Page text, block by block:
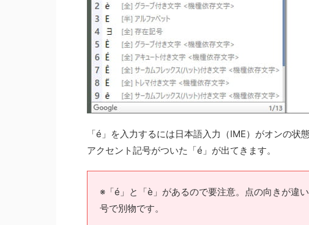
「é」を入力するには日本語入力（IME）がオンの
アクセント記号がついた「é」が出てきます。
※「é」と「è」があるので要注意。点の向きが違
号で別物です。